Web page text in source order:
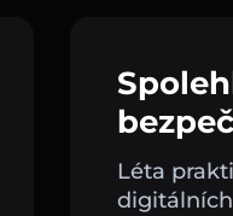
Léta